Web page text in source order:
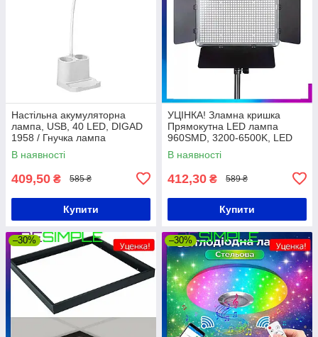
Настільна акумуляторна
лампа, USB, 40 LED, DIGAD
1958 / Гнучка лампа
світлодіодна від акумулятора
В наявності
409,50 ₴ 585 ₴
Купити
УЦІНКА! Зламна кришка
Прямокутна LED лампа
960SMD, 3200-6500K, LED
Pro U800 / Студійна лампа /
Відеосвітло для фото, відео
В наявності
412,30 ₴ 589 ₴
Купити
–30% –30%